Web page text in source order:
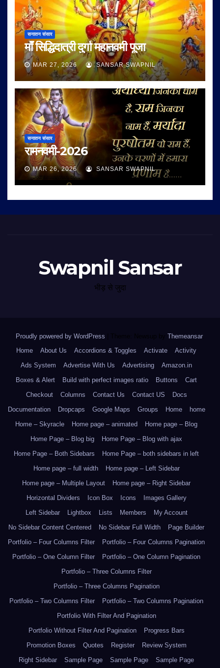
सनातन संसार
माँ सिद्धिदात्री दुर्गा महानवमी पूजा
MAR 27, 2026 SANSAR SWAPNIL
सनातन संसार
रामनवमी-2026
MAR 26, 2026 SANSAR SWAPNIL
Swapnil Sansar
भीड़ से जुदा
Proudly powered by WordPress Theme: Newsup by Themeansar.
Home
About Us Accordions & Toggles Activate
Activity
Ads System
Advertise With Us Advertising
Amazon.in
Boxes & Alert
Build with perfect images ratio Buttons
Cart
Checkout
Columns Contact Us Contact US
Docs
Documentation
Dropcaps Google Maps Groups Home
home
Home – Skyracle
Home page – animated
Home page – Blog
Home Page – Blog big
Home Page – Blog with ajax
Home Page – Both Sidebars
Home Page – both sidebars in left
Home page – full width
Home page – Left Sidebar
Home page – Multiple Layout
Home page – Right Sidebar
Horizontal Dividers
Icon Box Icons
Images Gallery
Left Sidebar
Lightbox Lists Members
My Account
No Sidebar Content Centered
No Sidebar Full Width
Page Builder
Portfolio – Four Columns Filter
Portfolio – Four Columns Pagination
Portfolio – One Column Filter
Portfolio – One Column Pagination
Portfolio – Three Columns Filter
Portfolio – Three Columns Pagination
Portfolio – Two Columns Filter
Portfolio – Two Columns Pagination
Portfolio With Filter And Pagination
Portfolio Without Filter And Pagination
Progress Bars
Promotion Boxes
Quotes Register
Review System
Right Sidebar
Sample Page Sample Page Sample Page